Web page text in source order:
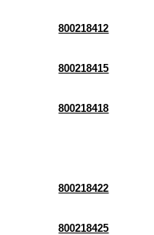
800218412
800218415
800218418
800218422
800218425